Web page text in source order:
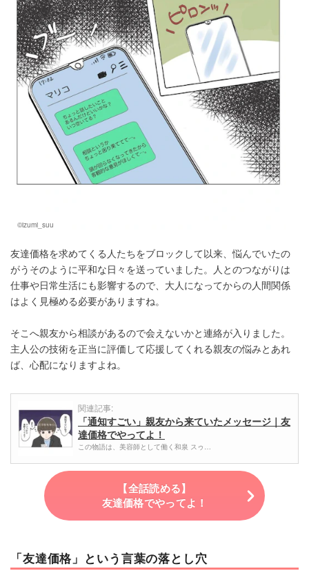
©izumi_suu
友達価格を求めてくる人たちをブロックして以来、悩んでいたの
がうそのように平和な日々を送っていました。人とのつながりは
仕事や日常生活にも影響するので、大人になってからの人間関係
はよく見極める必要がありますね。
そこへ親友から相談があるので会えないかと連絡が入りました。
主人公の技術を正当に評価して応援してくれる親友の悩みとあれ
ば、心配になりますよね。
関連記事:
「通知すごい」親友から来ていたメッセージ｜友
達価格でやってよ！
この物語は、美容師として働く和泉 スゥ…
【全話読める】
友達価格でやってよ！
「友達価格」という言葉の落とし穴